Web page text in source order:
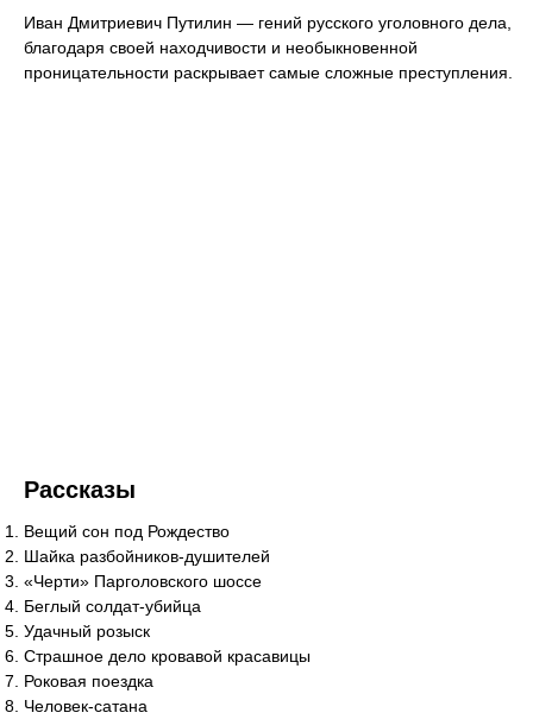
Иван Дмитриевич Путилин — гений русского уголовного дела,
благодаря своей находчивости и необыкновенной
проницательности раскрывает самые сложные преступления.
Рассказы
Вещий сон под Рождество
Шайка разбойников-душителей
«Черти» Парголовского шоссе
Беглый солдат-убийца
Удачный розыск
Страшное дело кровавой красавицы
Роковая поездка
Человек-сатана